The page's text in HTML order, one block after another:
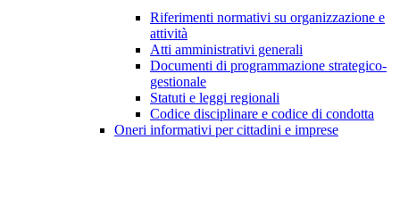
Riferimenti normativi su organizzazione e
attività
Atti amministrativi generali
Documenti di programmazione strategico-
gestionale
Statuti e leggi regionali
Codice disciplinare e codice di condotta
Oneri informativi per cittadini e imprese